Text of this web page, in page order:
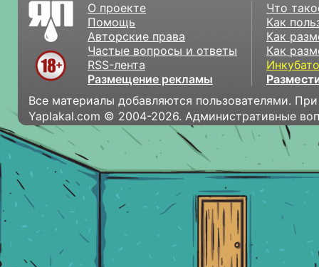
О проекте
Помощь
Авторские права
Частые вопросы и ответы
RSS-лента
Размещение рекламы
Что
Как
Как
Как
Все материалы добавляются пользователями.
Yaplakal.com © 2004-2026. Административные